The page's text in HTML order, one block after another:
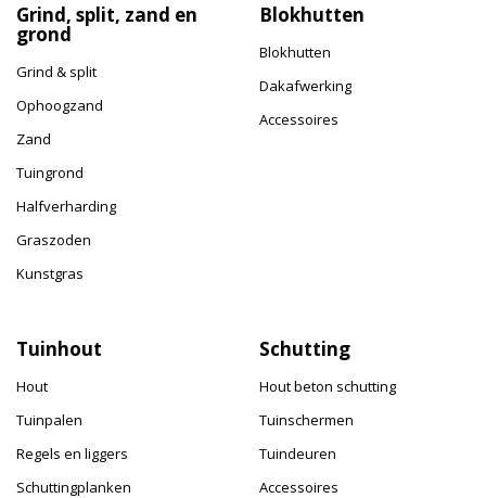
Grind, split, zand en
grond
Grind & split
Ophoogzand
Zand
Tuingrond
Halfverharding
Graszoden
Kunstgras
Blokhutten
Blokhutten
Dakafwerking
Accessoires
Tuinhout
Hout
Tuinpalen
Regels en liggers
Schuttingplanken
Schutting
Hout beton schutting
Tuinschermen
Tuindeuren
Accessoires